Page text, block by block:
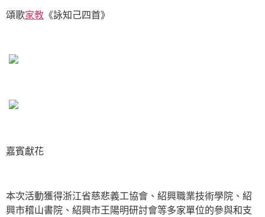
頌歌家教 《詠知己四首》
嘉賓獻花
本次活動獲得浙江省慈悲義工協會、紹興職業技術學院、紹
興市稽山書院、紹興市王陽明研討會等多家單位的參與和支